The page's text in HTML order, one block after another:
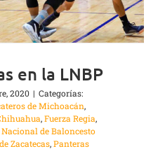
en la LNBP
2020 | Categorías:
de Michoacán,
,Fuerza Regia,
de Baloncesto
Zacatecas,Panteras